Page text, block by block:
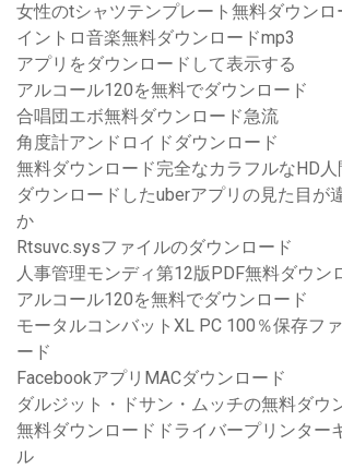
女性のtシャツテンプレート無料ダウンロ
イントロ音楽無料ダウンロードmp3
アプリをダウンロードして表示する
アルコール120を無料でダウンロード
合唱団エボ無料ダウンロード急流
角度計アンドロイドダウンロード
無料ダウンロード完全なカラフルなHD人
ダウンロードしたuberアプリの見た目が
か
Rtsuvc.sysファイルのダウンロード
人事管理モンディ第12版PDF無料ダウン
アルコール120を無料でダウンロード
モータルコンバットXL PC 100％保存フ
ード
FacebookアプリMACダウンロード
ダルジット・ドサン・ムッチの無料ダウ
無料ダウンロードドライバープリンター
ル